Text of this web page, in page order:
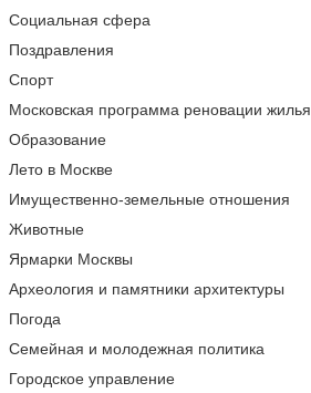
Социальная сфера
Поздравления
Спорт
Московская программа реновации жилья
Образование
Лето в Москве
Имущественно-земельные отношения
Животные
Ярмарки Москвы
Археология и памятники архитектуры
Погода
Семейная и молодежная политика
Городское управление